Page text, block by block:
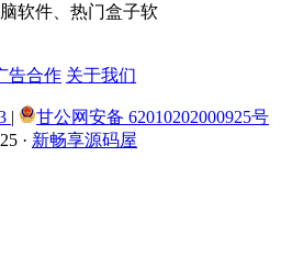
软件、热门盒子软
告合作 关于我们
|
甘公网安备 62010202000925号
· 新畅享源码屋